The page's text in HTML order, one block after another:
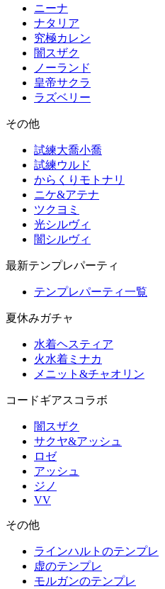
ニーナ
ナタリア
究極カレン
闇スザク
ノーランド
皇帝サクラ
ラズベリー
その他
試練大喬小喬
試練ウルド
からくりモトナリ
ニケ&アテナ
ツクヨミ
光シルヴィ
闇シルヴィ
最新テンプレパーティ
テンプレパーティ一覧
夏休みガチャ
水着ヘスティア
火水着ミナカ
メニット&チャオリン
コードギアスコラボ
闇スザク
サクヤ&アッシュ
ロゼ
アッシュ
ジノ
VV
その他
ラインハルトのテンプレ
虚のテンプレ
モルガンのテンプレ